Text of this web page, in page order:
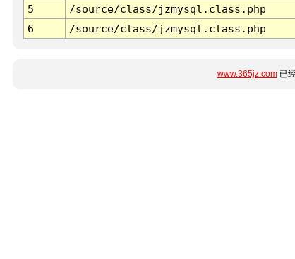
5
/source/class/jzmysql.class.php
6
/source/class/jzmysql.class.php
www.365jz.com已